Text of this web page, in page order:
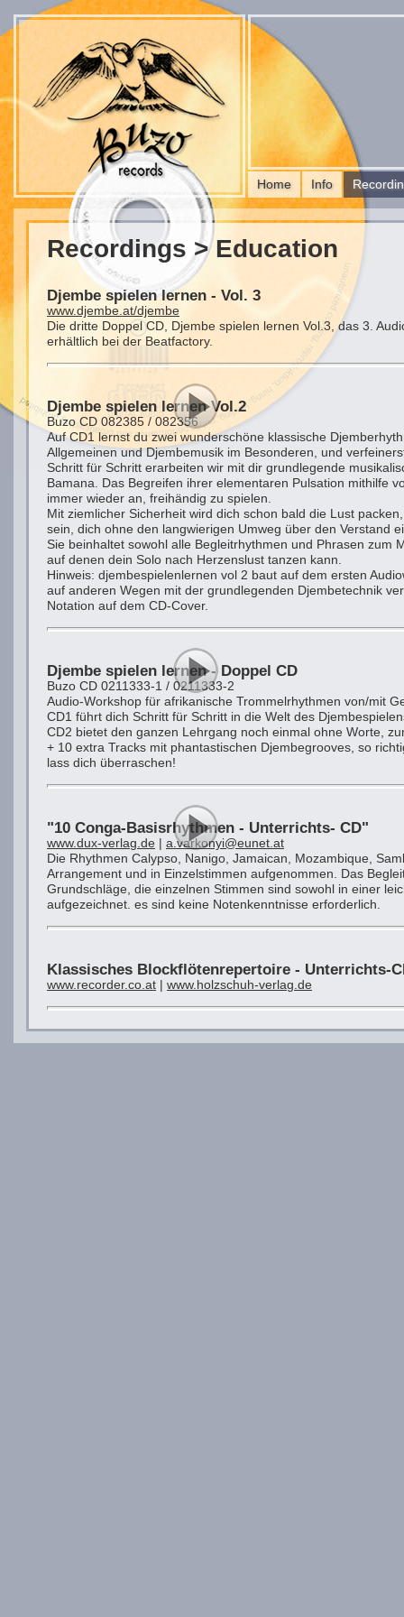
Recordings > Education
Djembe spielen lernen - Vol. 3
www.djembe.at/djembe
Die dritte Doppel CD, Djembe spielen lernen Vol.3, das 3.
erhältlich bei der Beatfactory.
Djembe spielen lernen Vol.2
Buzo CD 082385 / 082356
Auf CD1 lernst du zwei wunderschöne klassische
Allgemeinen und Djembemusik im Besonderen, und
Schritt für Schritt erarbeiten wir mit dir grundlegende
Bamana. Das Begreifen ihrer elementaren Pulsation mithilfe
immer wieder an, freihändig zu spielen.
Mit ziemlicher Sicherheit wird dich schon bald die Lust
sein, dich ohne den langwierigen Umweg über den Verstand
Sie beinhaltet sowohl alle Begleitrhythmen und Phrasen zum
auf denen dein Solo nach Herzenslust tanzen kann.
Hinweis: djembespielenlernen vol 2 baut auf dem ersten
auf anderen Wegen mit der grundlegenden Djembetechnik
Notation auf dem CD-Cover.
Djembe spielen lernen - Doppel CD
Buzo CD 0211333-1 / 0211333-2
Audio-Workshop für afrikanische Trommelrhythmen von/mit
CD1 führt dich Schritt für Schritt in die Welt des
CD2 bietet den ganzen Lehrgang noch einmal ohne Worte,
+ 10 extra Tracks mit phantastischen Djembegrooves, so
lass dich überraschen!
"10 Conga-Basisrhythmen - Unterrichts- CD"
www.dux-verlag.de
a.varkonyi@eunet.at
Die Rhythmen Calypso, Nanigo, Jamaican, Mozambique,
Arrangement und in Einzelstimmen aufgenommen. Das
Grundschläge, die einzelnen Stimmen sind sowohl in einer
aufgezeichnet. es sind keine Notenkenntnisse erforderlich.
Klassisches Blockflötenrepertoire - Unterrichts-
www.recorder.co.at www.holzschuh-verlag.de
Home Info